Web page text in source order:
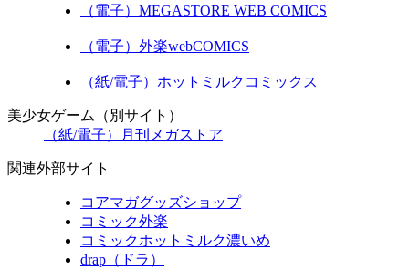
（電子）MEGASTORE WEB COMICS
（電子）外楽webCOMICS
（紙/電子）ホットミルクコミックス
美少女ゲーム（別サイト）
（紙/電子）月刊メガストア
関連外部サイト
コアマガグッズショップ
コミック外楽
コミックホットミルク濃いめ
drap（ドラ）